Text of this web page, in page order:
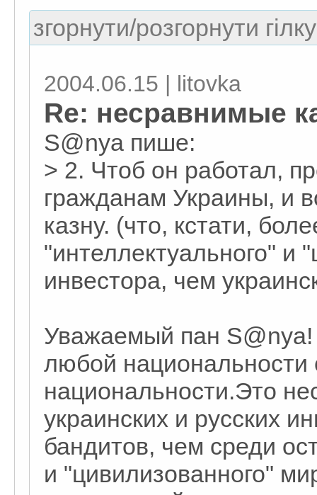
згорнути/розгорнути
2004.06.15 | litovka
Re: несравнимые
S@nya пише:
> 2. Чтоб он работал,
гражданам Украины, и
казну. (что, кстати,
"интеллектуального" и
инвестора, чем
Уважаемый пан S@nya!
любой
национальности.Это
украинских и русских
бандитов, чем среди
и "цивилизованного"